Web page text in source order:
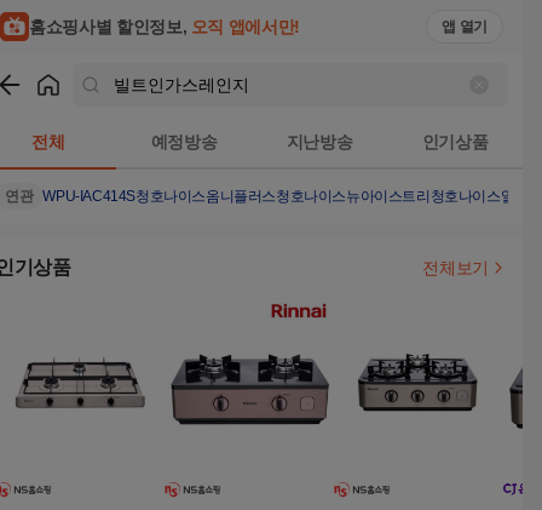
홈쇼핑사별 할인정보, 오직 앱에서만! 앱 열기
전체 예정방송 지난방송 인기상품
연관 WPU-IAC414S청호나이스옴니플러스청호나이스뉴아이스트리 청호나이스얼음
기상품 전체보기